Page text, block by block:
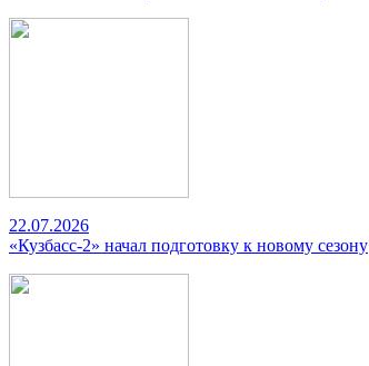
22.07.2026
«Кузбасс-2» начал подготовку к новому сезону